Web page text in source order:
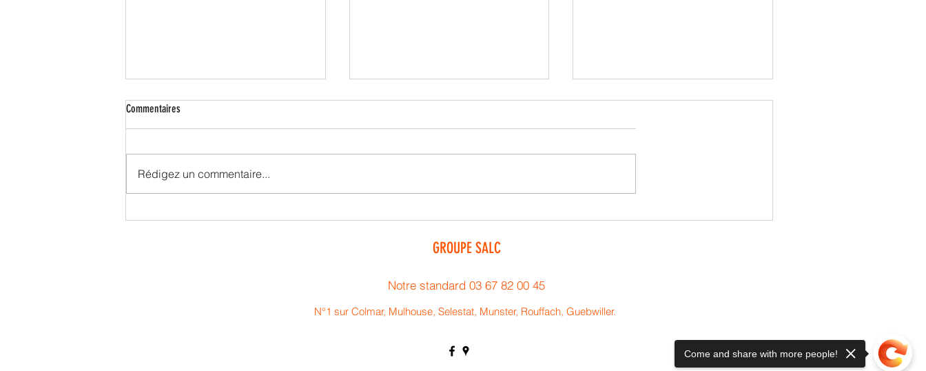
Se créer un réseau professionnel
Commentaires
Rédigez un commentaire...
GROUPE SALC
Notre standard 03 67 82 00 45
N°1 sur Colmar, Mulhouse, Selestat, Munster, Rouffach, Guebwiller.
Come and share with more people!